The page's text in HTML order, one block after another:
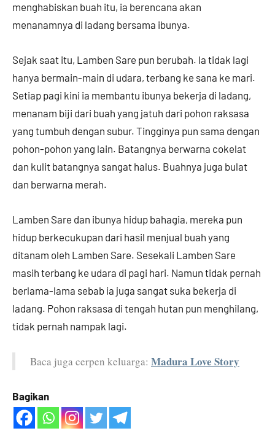
menghabiskan buah itu, ia berencana akan
menanamnya di ladang bersama ibunya.
Sejak saat itu, Lamben Sare pun berubah. Ia tidak lagi
hanya bermain-main di udara, terbang ke sana ke mari.
Setiap pagi kini ia membantu ibunya bekerja di ladang,
menanam biji dari buah yang jatuh dari pohon raksasa
yang tumbuh dengan subur. Tingginya pun sama dengan
pohon-pohon yang lain. Batangnya berwarna cokelat
dan kulit batangnya sangat halus. Buahnya juga bulat
dan berwarna merah.
Lamben Sare dan ibunya hidup bahagia, mereka pun
hidup berkecukupan dari hasil menjual buah yang
ditanam oleh Lamben Sare. Sesekali Lamben Sare
masih terbang ke udara di pagi hari. Namun tidak pernah
berlama-lama sebab ia juga sangat suka bekerja di
ladang. Pohon raksasa di tengah hutan pun menghilang,
tidak pernah nampak lagi.
Baca juga cerpen keluarga: Madura Love Story
Bagikan